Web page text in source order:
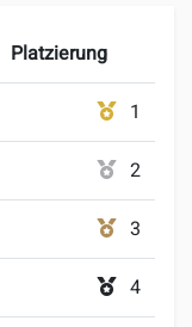
Platzierung
1
2
3
4